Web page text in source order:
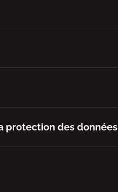
protection des données